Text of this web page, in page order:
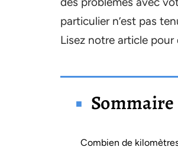
particulier n’est pas
Lisez notre article pour
Sommaire
Combien de